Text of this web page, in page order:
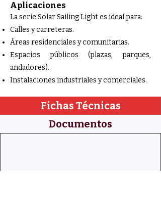
Aplicaciones
La serie Solar Sailing Light es ideal para:
Calles y carreteras.
Áreas residenciales y comunitarias.
Espacios públicos (plazas, parques,
andadores).
Instalaciones industriales y comerciales.
Fichas Técnicas
Documentos